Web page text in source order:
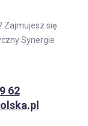
Zajmujesz się
Synergie
62